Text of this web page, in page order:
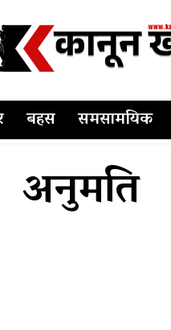
बहस समसामयिक